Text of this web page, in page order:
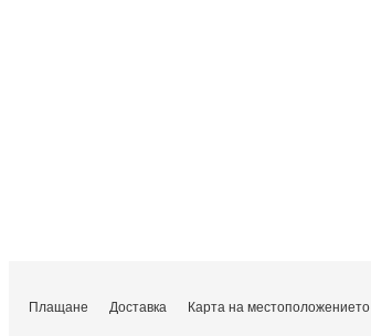
Плащане Доставка Карта на местоположението